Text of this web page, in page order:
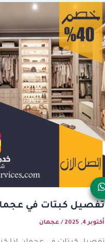
تفصيل كبتات في
أكتوبر 4, 2025 / عجمان